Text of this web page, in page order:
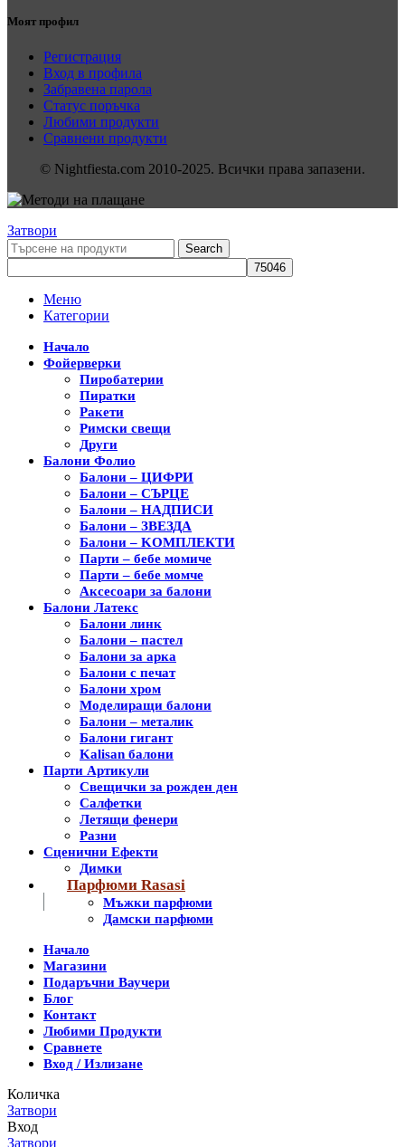
Моят профил
Регистрация
Вход в профила
Забравена парола
Статус поръчка
Любими продукти
Сравнени продукти
© Nightfiesta.com 2010-2025. Всички права запазени.
Затвори
Search
Меню
Категории
Начало
Фойерверки
Пиробатерии
Пиратки
Ракети
Римски свещи
Други
Балони Фолио
Балони – ЦИФРИ
Балони – СЪРЦЕ
Балони – НАДПИСИ
Балони – ЗВЕЗДА
Балони – KОМПЛЕКТИ
Парти – бебе момиче
Парти – бебе момче
Аксесоари за балони
Балони Латекс
Балони линк
Балони – пастел
Балони за арка
Балони с печат
Балони хром
Моделиращи балони
Балони – металик
Балони гигант
Kalisan балони
Парти Артикули
Свещички за рожден ден
Салфетки
Летящи фенери
Разни
Сценични Ефекти
Димки
Парфюми Rasasi
Мъжки парфюми
Дамски парфюми
Начало
Магазини
Подаръчни Ваучери
Блог
Контакт
Любими Продукти
Сравнете
Вход / Излизане
Количка
Затвори
Вход
Затвори